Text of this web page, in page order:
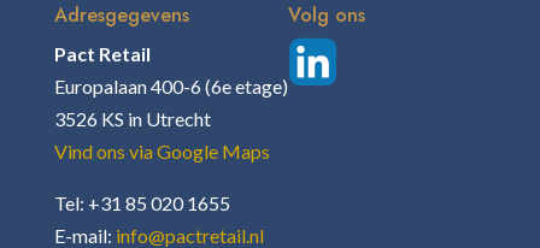
Adresgegevens
Pact Retail
Europalaan 400-6 (6e etage)
3526 KS in Utrecht
Vind ons via Google Maps
Tel: +31 85 020 1655
E-mail: info@pactretail.nl
Volg ons